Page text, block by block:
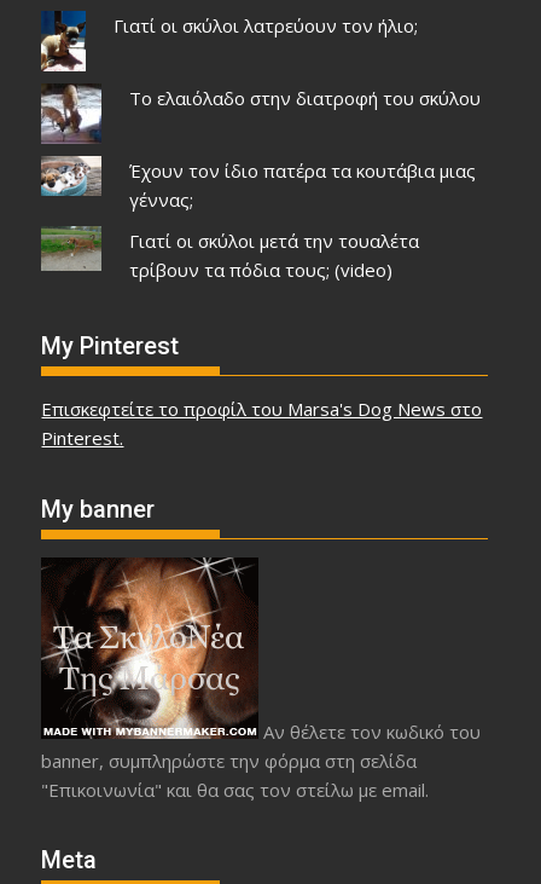
Γιατί οι σκύλοι λατρεύουν τον ήλιο;
Το ελαιόλαδο στην διατροφή του σκύλου
Έχουν τον ίδιο πατέρα τα κουτάβια μιας
γέννας;
Γιατί οι σκύλοι μετά την τουαλέτα
τρίβουν τα πόδια τους; (video)
My Pinterest
Επισκεφτείτε το προφίλ του Marsa's Dog News στο
Pinterest.
My banner
Αν θέλετε τον κωδικό του
banner, συμπληρώστε την φόρμα στη σελίδα
"Επικοινωνία" και θα σας τον στείλω με email.
Meta